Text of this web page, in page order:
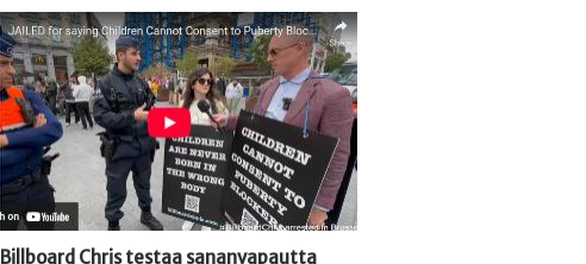
Billboard Chris testaa sananvapautta